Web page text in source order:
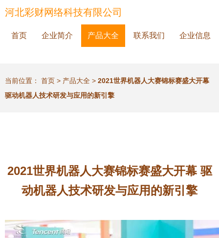
河北彩财网络科技有限公司
首页 企业简介 产品大全 联系我们 企业信息
当前位置： 首页 > 产品大全 > 2021世界机器人大赛锦标赛盛大开幕
驱动机器人技术研发与应用的新引擎
2021世界机器人大赛锦标赛盛大开幕 驱
动机器人技术研发与应用的新引擎